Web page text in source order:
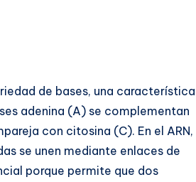
de bases, una característica
adenina (A) se complementan
con citosina (C). En el ARN,
se unen mediante enlaces de
porque permite que dos